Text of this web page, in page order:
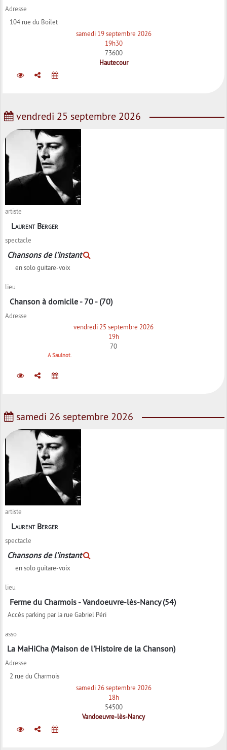
Adresse
104 rue du Boilet
samedi 19 septembre 2026
19h30
73600
Hautecour
vendredi 25 septembre 2026
artiste
Laurent Berger
spectacle
Chansons de l’instant
en solo guitare-voix
lieu
Chanson à domicile - 70 - (70)
Adresse
vendredi 25 septembre 2026
19h
70
A Saulnot.
samedi 26 septembre 2026
artiste
Laurent Berger
spectacle
Chansons de l’instant
en solo guitare-voix
lieu
Ferme du Charmois - Vandoeuvre-lès-Nancy (54)
Accès parking par la rue Gabriel Péri
asso
La MaHiCha (Maison de l'Histoire de la Chanson)
Adresse
2 rue du Charmois
samedi 26 septembre 2026
18h
54500
Vandoeuvre-lès-Nancy